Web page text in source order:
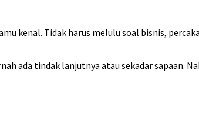
kenal. Tidak harus melulu soal bisnis,
ada tindak lanjutnya atau sekadar sapaan.